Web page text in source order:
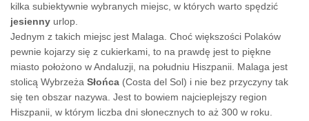
kilka subiektywnie wybranych miejsc, w których warto spędzić
jesienny urlop.
Jednym z takich miejsc jest Malaga. Choć większości Polaków
pewnie kojarzy się z cukierkami, to na prawdę jest to piękne
miasto położono w Andaluzji, na południu Hiszpanii. Malaga jest
stolicą Wybrzeża Słońca (Costa del Sol) i nie bez przyczyny tak
się ten obszar nazywa. Jest to bowiem najcieplejszy region
Hiszpanii, w którym liczba dni słonecznych to aż 300 w roku.